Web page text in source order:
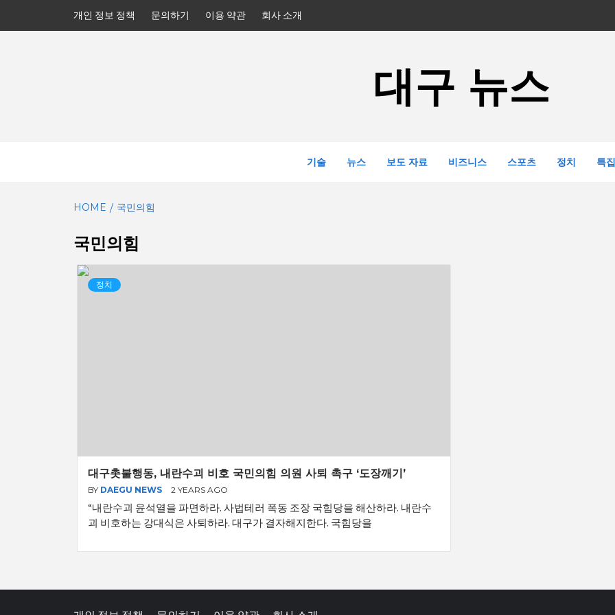
개인 정보 정책 문의하기 이용 약관 회사 소개
대구 뉴스
기술 뉴스 보도 자료 비즈니스 스포츠 정치 특집
HOME 국민의힘
국민의힘
정치
대구촛불행동, 내란수괴 비호 국민의힘 의원 사퇴 촉구 ‘도장깨기’
BY DAEGU NEWS 2 YEARS AGO
“내란수괴 윤석열을 파면하라. 사법테러 폭동 조장 국힘당을 해산하라. 내란수
괴 비호하는 강대식은 사퇴하라. 대구가 결자해지한다. 국힘당을